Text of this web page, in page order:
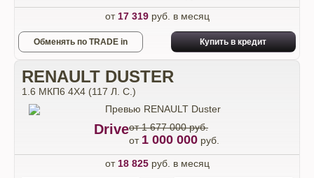
от 17 319руб. в месяц
Обменять по TRADE in Купить в кредит
RENAULT DUSTER
1.6 МКП6 4Х4 (117 Л. С.)
Driveот 1 677 000 руб.
от 1 000 000 руб.
от 18 825руб. в месяц